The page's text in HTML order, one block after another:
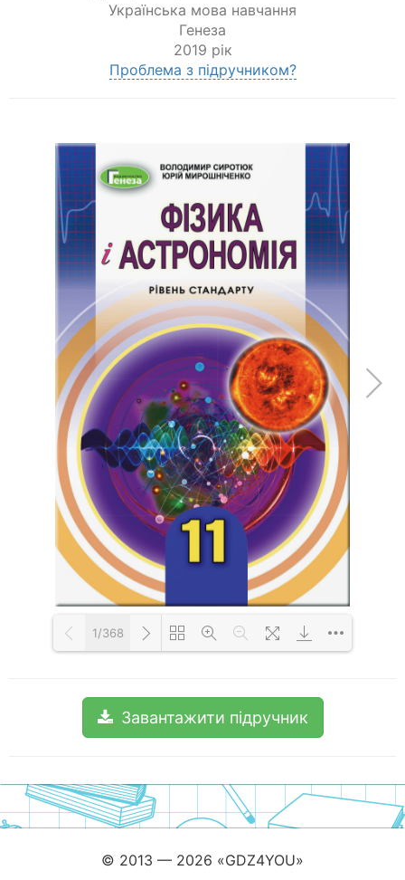
Українська мова навчання
Генеза
2019 рік
Проблема з підручником?
1/368
Завантажити підручник
© 2013 — 2026 «GDZ4YOU»